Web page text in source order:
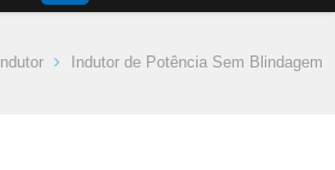
Indutor Indutor de Potência Sem Blindagem